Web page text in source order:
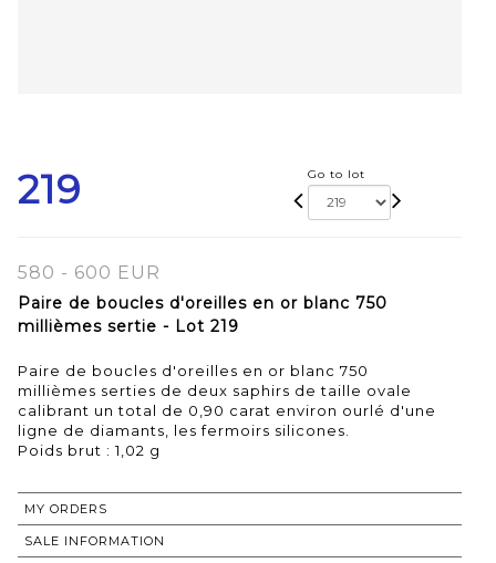
219 Go to lot
580 - 600 EUR
Paire de boucles d'oreilles en or blanc 750
millièmes sertie - Lot 219
Paire de boucles d'oreilles en or blanc 750
millièmes serties de deux saphirs de taille ovale
calibrant un total de 0,90 carat environ ourlé d'une
ligne de diamants, les fermoirs silicones.
Poids brut : 1,02 g
MY ORDERS
SALE INFORMATION